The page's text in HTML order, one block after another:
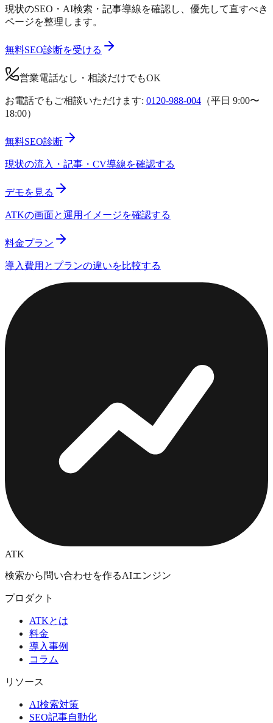
現状のSEO・AI検索・記事導線を確認し、優先して直すべき
ページを整理します。
無料SEO診断を受ける
営業電話なし・相談だけでもOK
お電話でもご相談いただけます: 0120-988-004 （平日 9:00〜
18:00）
無料SEO診断
現状の流入・記事・CV導線を確認する
デモを見る
ATKの画面と運用イメージを確認する
料金プラン
導入費用とプランの違いを比較する
ATK
検索から問い合わせを作るAIエンジン
プロダクト
ATKとは
料金
導入事例
コラム
リソース
AI検索対策
SEO記事自動化